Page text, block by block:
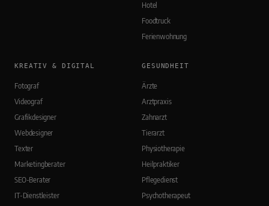
Hotel
Foodtruck
Ferienwohnung
KREATIV & DIGITAL
Fotograf
Videograf
Grafikdesigner
Webdesigner
Texter
Marketingberater
SEO-Berater
IT-Dienstleister
GESUNDHEIT
Ärzte
Arztpraxis
Zahnarzt
Tierarzt
Physiotherapie
Heilpraktiker
Pflegedienst
Psychotherapeut